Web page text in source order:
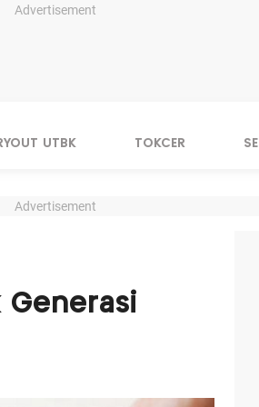
Advertisement
UTBK TOKCER
Advertisement
Generasi